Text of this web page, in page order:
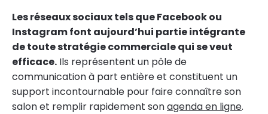
Les réseaux sociaux tels que Facebook ou
Instagram font aujourd’hui partie intégrante
de toute stratégie commerciale qui se veut
efficace. Ils représentent un pôle de
communication à part entière et constituent un
support incontournable pour faire connaître son
salon et remplir rapidement sonagenda en ligne.